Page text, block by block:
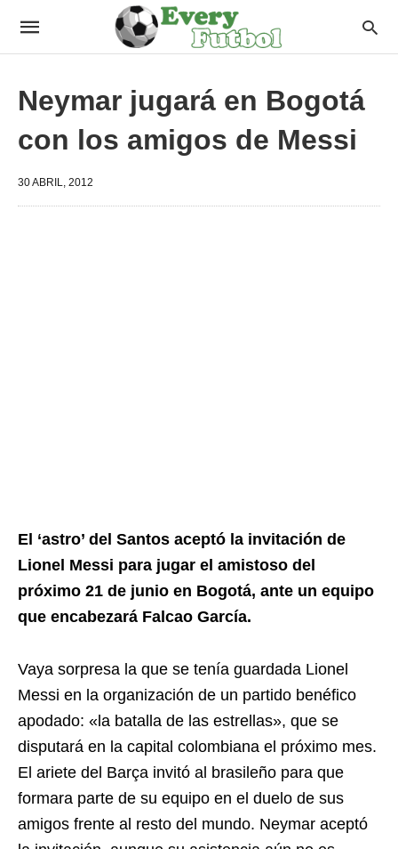
Neymar jugará en Bogotá
con los amigos de Messi
30 ABRIL, 2012
El ‘astro’ del Santos aceptó la invitación de
Lionel Messi para jugar el amistoso del
próximo 21 de junio en Bogotá, ante un equipo
que encabezará Falcao García.
Vaya sorpresa la que se tenía guardada Lionel
Messi en la organización de un partido benéfico
apodado: «la batalla de las estrellas», que se
disputará en la capital colombiana el próximo mes.
El ariete del Barça invitó al brasileño para que
formara parte de su equipo en el duelo de sus
amigos frente al resto del mundo. Neymar aceptó